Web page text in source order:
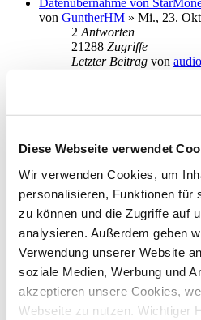
Diese Webseite verwendet
Wir verwenden Cookies, um
personalisieren, Funktionen für
zu können und die Zugriffe auf
analysieren. Außerdem geben
Verwendung unserer Website
soziale Medien, Werbung und
akzeptieren unsere Cookies,
Webseite zu nutzen. Wichtiger
von GuntherHM » Mi., 23.
2 Antworten
21288 Zugriffe
Letzter Beitrag von
Installation von Star Money
vonMarauder»Do., 11. Apr
2
35Antworten
88500
Zugriffe
Di., 15. Okt 2019 16:42
Aktualisiert: Information zur
den neuen Versionen
von StarMoney Team1»Mi.,
1Antworten
20382Zugriffe